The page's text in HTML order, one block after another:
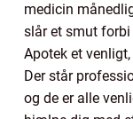
medicin
slår et smut
Apotek et
Der står
og de er alle